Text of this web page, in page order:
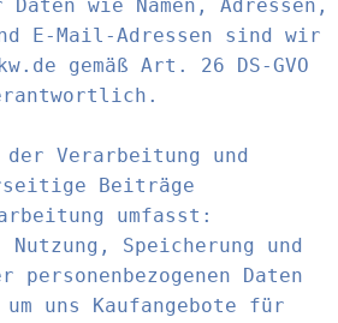
Daten wie Namen, Adressen,
E-Mail-Adressen sind wir
gemäß Art. 26 DS-GVO
der Verarbeitung und
Beiträge
umfasst:
Nutzung, Speicherung und
personenbezogenen Daten
uns Kaufangebote für